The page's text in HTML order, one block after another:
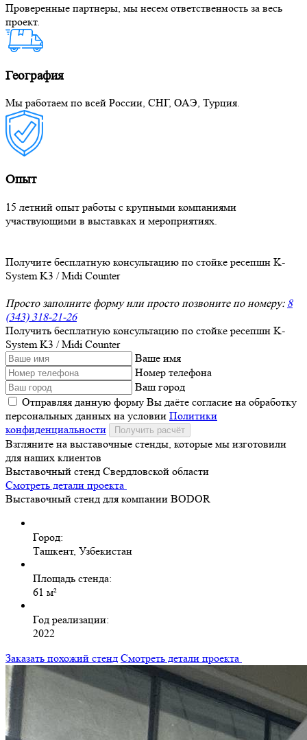
Проверенные партнеры, мы несем ответственность за весь
проект.
География
Мы работаем по всей России, СНГ, ОАЭ, Турция.
Опыт
15 летний опыт работы с крупными компаниями
участвующими в выставках и мероприятиях.
Получите бесплатную консультацию по стойке ресепшн K-
System K3 / Midi Counter
Просто заполните форму или просто позвоните по номеру: 8
(343) 318-21-26
Получить бесплатную консультацию по стойке ресепшн K-
System K3 / Midi Counter
Ваше имя
Номер телефона
Ваш город
Отправляя данную форму Вы даёте согласие на обработку
персональных данных на условии Политики
конфиденциальности
Получить расчёт
Взгляните на выставочные стенды, которые мы изготовили
для наших клиентов
Выставочный стенд Свердловской области
Смотреть детали проекта
Выставочный стенд для компании BODOR
Город:
Ташкент, Узбекистан
Площадь стенда:
61 м²
Год реализации:
2022
Заказать похожий стенд Смотреть детали проекта